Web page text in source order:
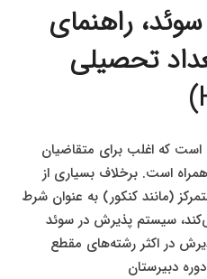
راهنمای
تحصیلی
که اغلب برای متقاضیان
است. برخلاف بسیاری از
(مانند کنکور) به عنوان شرط
سیستم پذیرش در سوئد
در اکثر رشته‌های مقطع
دبیرستان